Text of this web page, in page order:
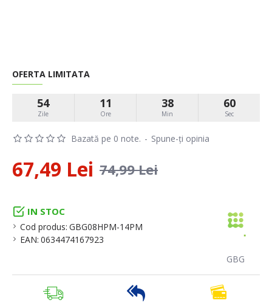
IN STOC
Cod produs: GBG08HPM-14PM
EAN: 0634474167923
GBG
Bazată pe 0 note. - Spune-ţi opinia
OFERTA LIMITATA
54
Zile
11
Ore
38
Min
60
Sec
67,49 Lei 74,99 Lei